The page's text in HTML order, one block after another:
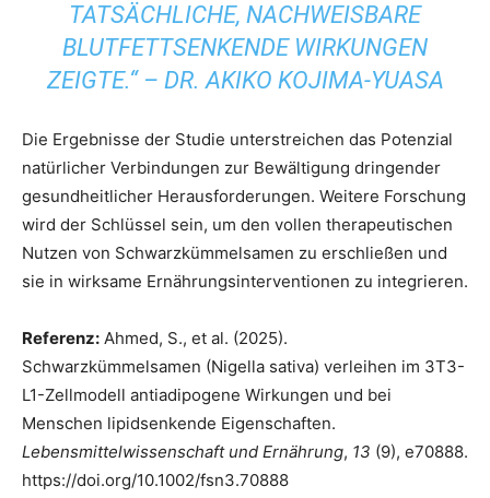
TATSÄCHLICHE, NACHWEISBARE
BLUTFETTSENKENDE WIRKUNGEN
ZEIGTE.“ – DR. AKIKO KOJIMA-YUASA
Die Ergebnisse der Studie unterstreichen das Potenzial
natürlicher Verbindungen zur Bewältigung dringender
gesundheitlicher Herausforderungen. Weitere Forschung
wird der Schlüssel sein, um den vollen therapeutischen
Nutzen von Schwarzkümmelsamen zu erschließen und
sie in wirksame Ernährungsinterventionen zu integrieren.
Referenz: Ahmed, S., et al. (2025).
Schwarzkümmelsamen (Nigella sativa) verleihen im 3T3-
L1-Zellmodell antiadipogene Wirkungen und bei
Menschen lipidsenkende Eigenschaften.
Lebensmittelwissenschaft und Ernährung, 13 (9), e70888.
https://doi.org/10.1002/fsn3.70888